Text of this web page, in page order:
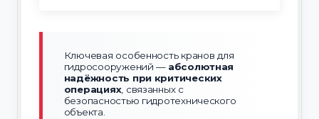
Ключевая особенность кранов для
гидросооружений — абсолютная
надёжность при критических
операциях, связанных с
безопасностью гидротехнического
объекта.